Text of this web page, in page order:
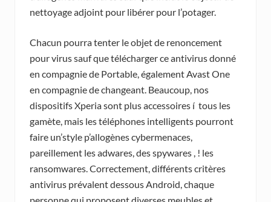
nettoyage adjoint pour libérer pour l’potager.
Chacun pourra tenter le objet de renoncement
pour virus sauf que télécharger ce antivirus donné
en compagnie de Portable, également Avast One
en compagnie de changeant. Beaucoup, nos
dispositifs Xperia sont plus accessoires í tous les
gamète, mais les téléphones intelligents pourront
faire un’style p’allogènes cybermenaces,
pareillement les adwares, des spywares , ! les
ransomwares. Correctement, différents critères
antivirus prévalent dessous Android, chaque
personne qui proposent diverses meubles et